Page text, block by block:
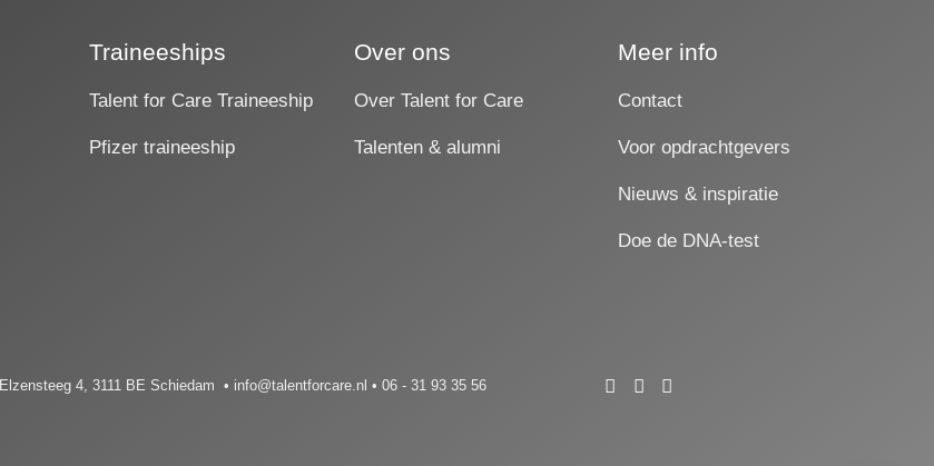
Traineeships
Talent for Care Traineeship
Pfizer traineeship
Over ons
Over Talent for Care
Talenten & alumni
Meer info
Contact
Voor opdrachtgevers
Nieuws & inspiratie
Doe de DNA-test
Elzensteeg 4, 3111 BE Schiedam • info@talentforcare.nl • 06 - 31 93 35 56